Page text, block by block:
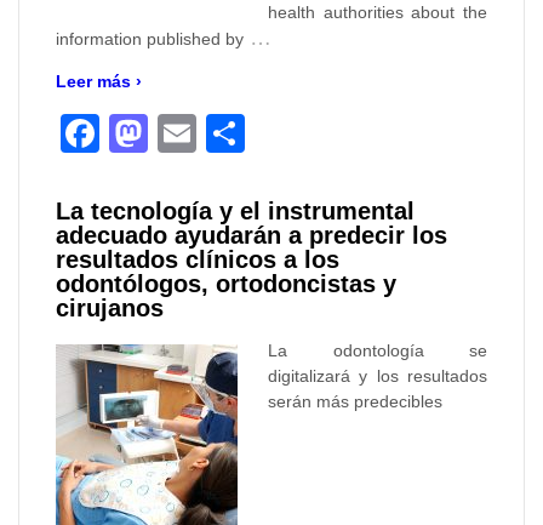
health authorities about the
information published by …
Leer más ›
Facebook
Mastodon
Email
La tecnología y el instrumental
adecuado ayudarán a predecir los
resultados clínicos a los
odontólogos, ortodoncistas y
cirujanos
La odontología se
digitalizará y los resultados
serán más predecibles